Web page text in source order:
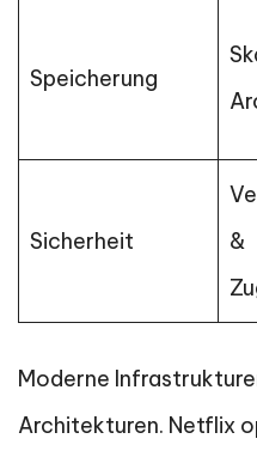
Speicherung
Sicherheit
&
Moderne
Architekturen. Netflix